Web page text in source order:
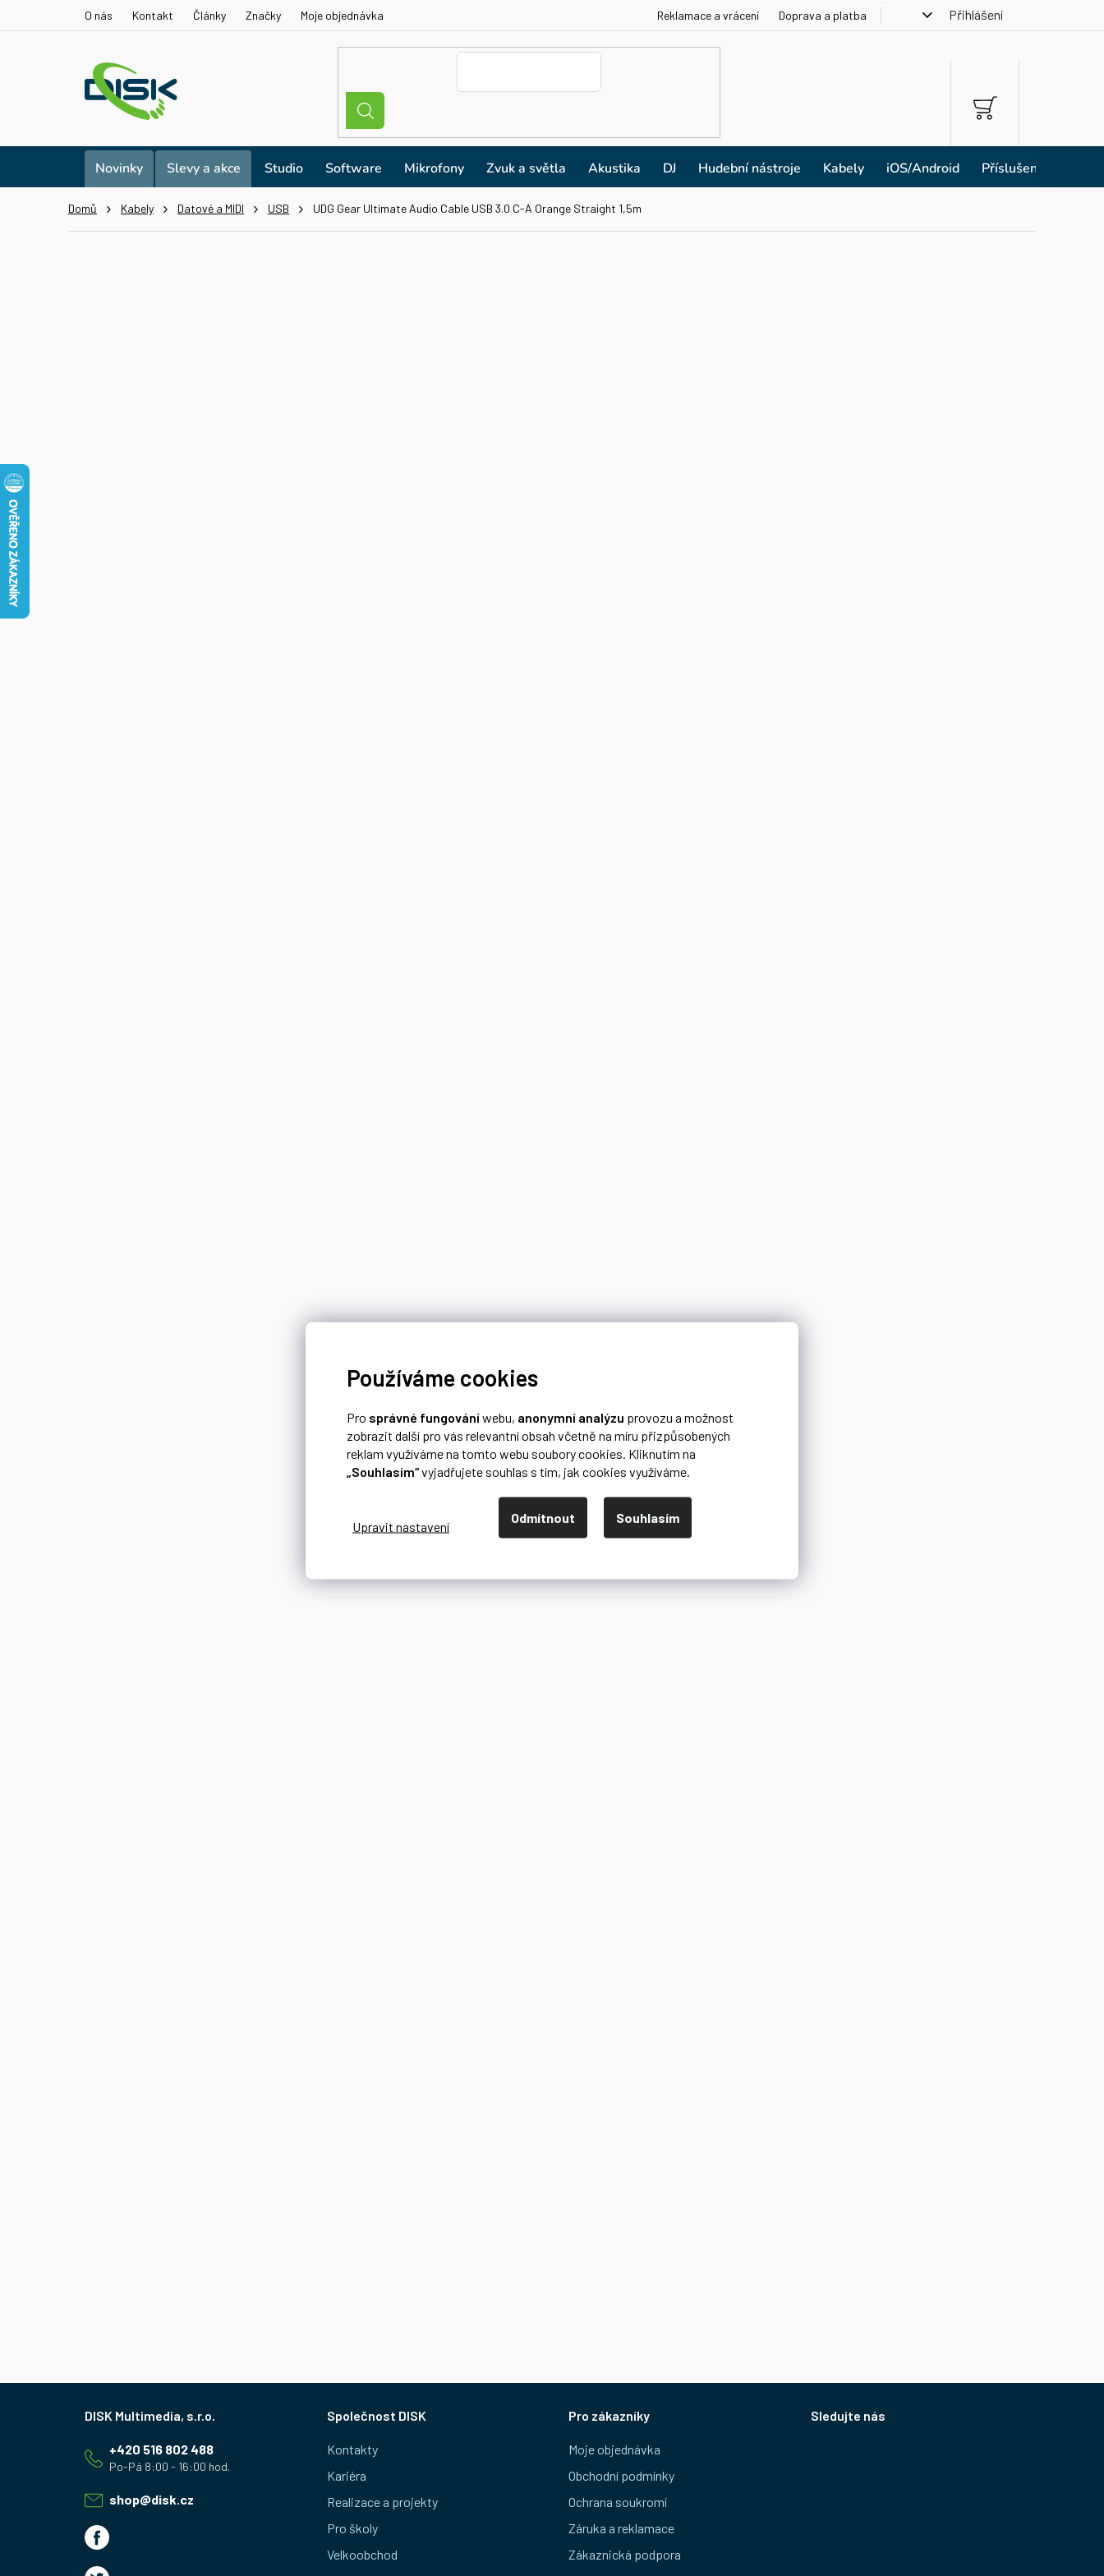
Používáme cookies
Pro správné fungováníwebu, anonymní analýzu provozu a možnost
zobrazit další pro vás relevantní obsah včetně na míru přizpůsobených
reklam využíváme na tomto webu soubory cookies. Kliknutím na
„Souhlasím“vyjadřujete souhlas s tím, jak cookies využíváme.
Odmítnout Souhlasím
O nás Kontakt Články Značky Moje objednávka Reklamace a vrácení Doprava a platba Přihlášení
NÁKUPNÍ
KOŠÍK
Novinky Slevy a akce Studio Software Mikrofony Zvuk a světla Akustika DJ Hudební nástroje Kabely iOS/Android Příslušenství
Domů Kabely Datové a MIDI USB UDG Gear Ultimate Audio Cable USB 3.0 C-A Orange Straight 1,5m
shop@disk.cz
+420 516 802 488
Společnost DISK
Kontakty
Kariéra
Realizace a projekty
Pro školy
Velkoobchod
Pro zákazníky
Moje objednávka
Obchodní podmínky
Ochrana soukromí
Záruka a reklamace
Zákaznická podpora
Sledujte nás